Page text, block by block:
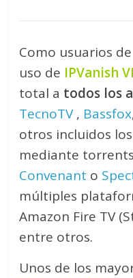
Como usuarios de
uso de IPVanish
total a todos los
TecnoTV, Bassfox
otros incluidos
mediante
Convenant o
múltiples
Amazon Fire TV
entre otros.
Unos de los